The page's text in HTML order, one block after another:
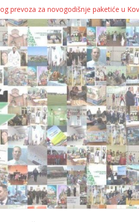
prevoza za novogodišnje paketiće u
KOLICA ZA 76 BEBA SA TERITORIJE
oborila rekord zatvorenih firmi!
telo
pa kukaju o „egzilu“